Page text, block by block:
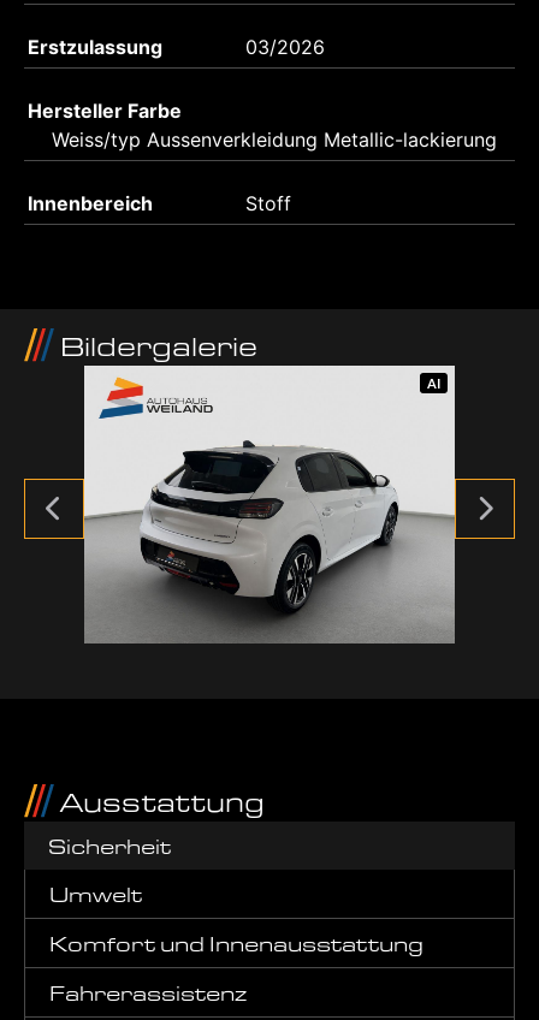
Erstzulassung 03/2026
Hersteller Farbe
Weiss/typ Aussenverkleidung Metallic-lackierung
Innenbereich Stoff
Bildergalerie
AI
Ausstattung
Sicherheit
Umwelt
Komfort und Innenausstattung
Fahrerassistenz